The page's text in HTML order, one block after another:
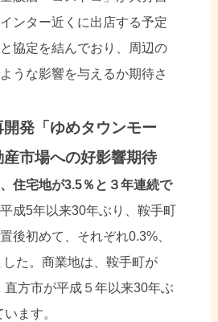
ンター近くに出店する予定
協定を結んでおり、周辺の
うな影響を与えるか期待さ
発「ゆめタウンモー
市場への好影響期待
住宅地が3.5％と３年連続で
成5年以来30年ぶり、鞍手町
後初めて、それぞれ0.3%、
た。商業地は、鞍手町が
直方市が平成５年以来30年ぶ
ます。